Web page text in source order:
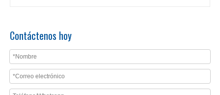
Contáctenos hoy